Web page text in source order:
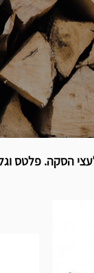
הסקה. פלטס